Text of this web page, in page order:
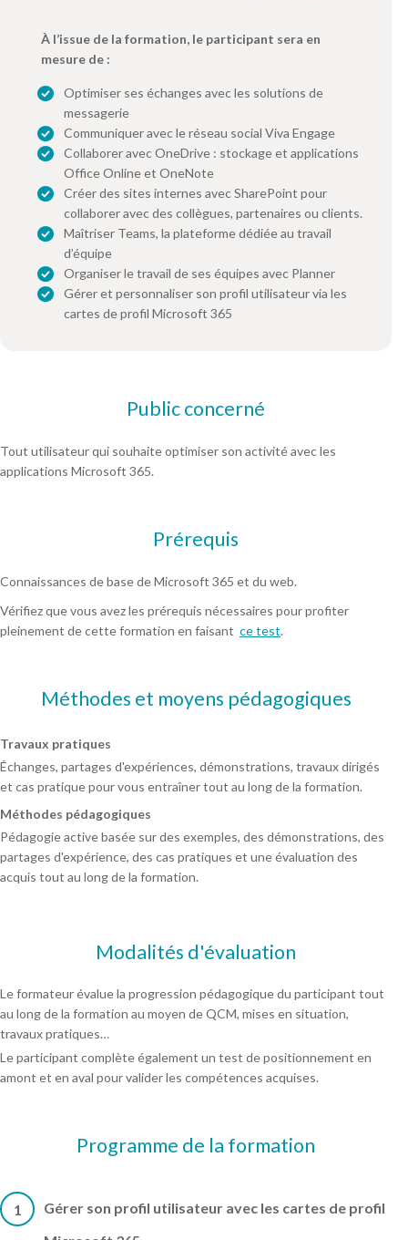
À l’issue de la formation, le participant sera en
mesure de :
Optimiser ses échanges avec les solutions de
messagerie
Communiquer avec le réseau social Viva Engage
Collaborer avec OneDrive : stockage et applications
Office Online et OneNote
Créer des sites internes avec SharePoint pour
collaborer avec des collègues, partenaires ou clients.
Maîtriser Teams, la plateforme dédiée au travail
d’équipe
Organiser le travail de ses équipes avec Planner
Gérer et personnaliser son profil utilisateur via les
cartes de profil Microsoft 365
Public concerné
Tout utilisateur qui souhaite optimiser son activité avec les
applications Microsoft 365.
Prérequis
Connaissances de base de Microsoft 365 et du web.
Vérifiez que vous avez les prérequis nécessaires pour profiter
pleinement de cette formation en faisant ce test.
Méthodes et moyens pédagogiques
Travaux pratiques
Échanges, partages d'expériences, démonstrations, travaux dirigés
et cas pratique pour vous entraîner tout au long de la formation.
Méthodes pédagogiques
Pédagogie active basée sur des exemples, des démonstrations, des
partages d'expérience, des cas pratiques et une évaluation des
acquis tout au long de la formation.
Modalités d'évaluation
Le formateur évalue la progression pédagogique du participant tout
au long de la formation au moyen de QCM, mises en situation,
travaux pratiques…
Le participant complète également un test de positionnement en
amont et en aval pour valider les compétences acquises.
Programme de la formation
1
Gérer son profil utilisateur avec les cartes de profil